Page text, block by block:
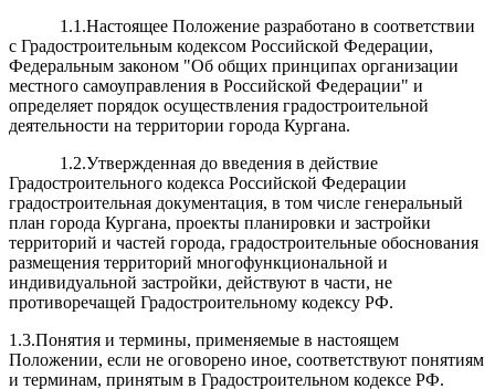
1.1.Настоящее Положение разработано в соответствии
с Градостроительным кодексом Российской Федерации,
Федеральным законом "Об общих принципах организации
местного самоуправления в Российской Федерации" и
определяет порядок осуществления градостроительной
деятельности на территории города Кургана.
1.2.Утвержденная до введения в действие
Градостроительного кодекса Российской Федерации
градостроительная документация, в том числе генеральный
план города Кургана, проекты планировки и застройки
территорий и частей города, градостроительные обоснования
размещения территорий многофункциональной и
индивидуальной застройки, действуют в части, не
противоречащей Градостроительному кодексу РФ.
1.3.Понятия и термины, применяемые в настоящем
Положении, если не оговорено иное, соответствуют понятиям
и терминам, принятым в Градостроительном кодексе РФ.